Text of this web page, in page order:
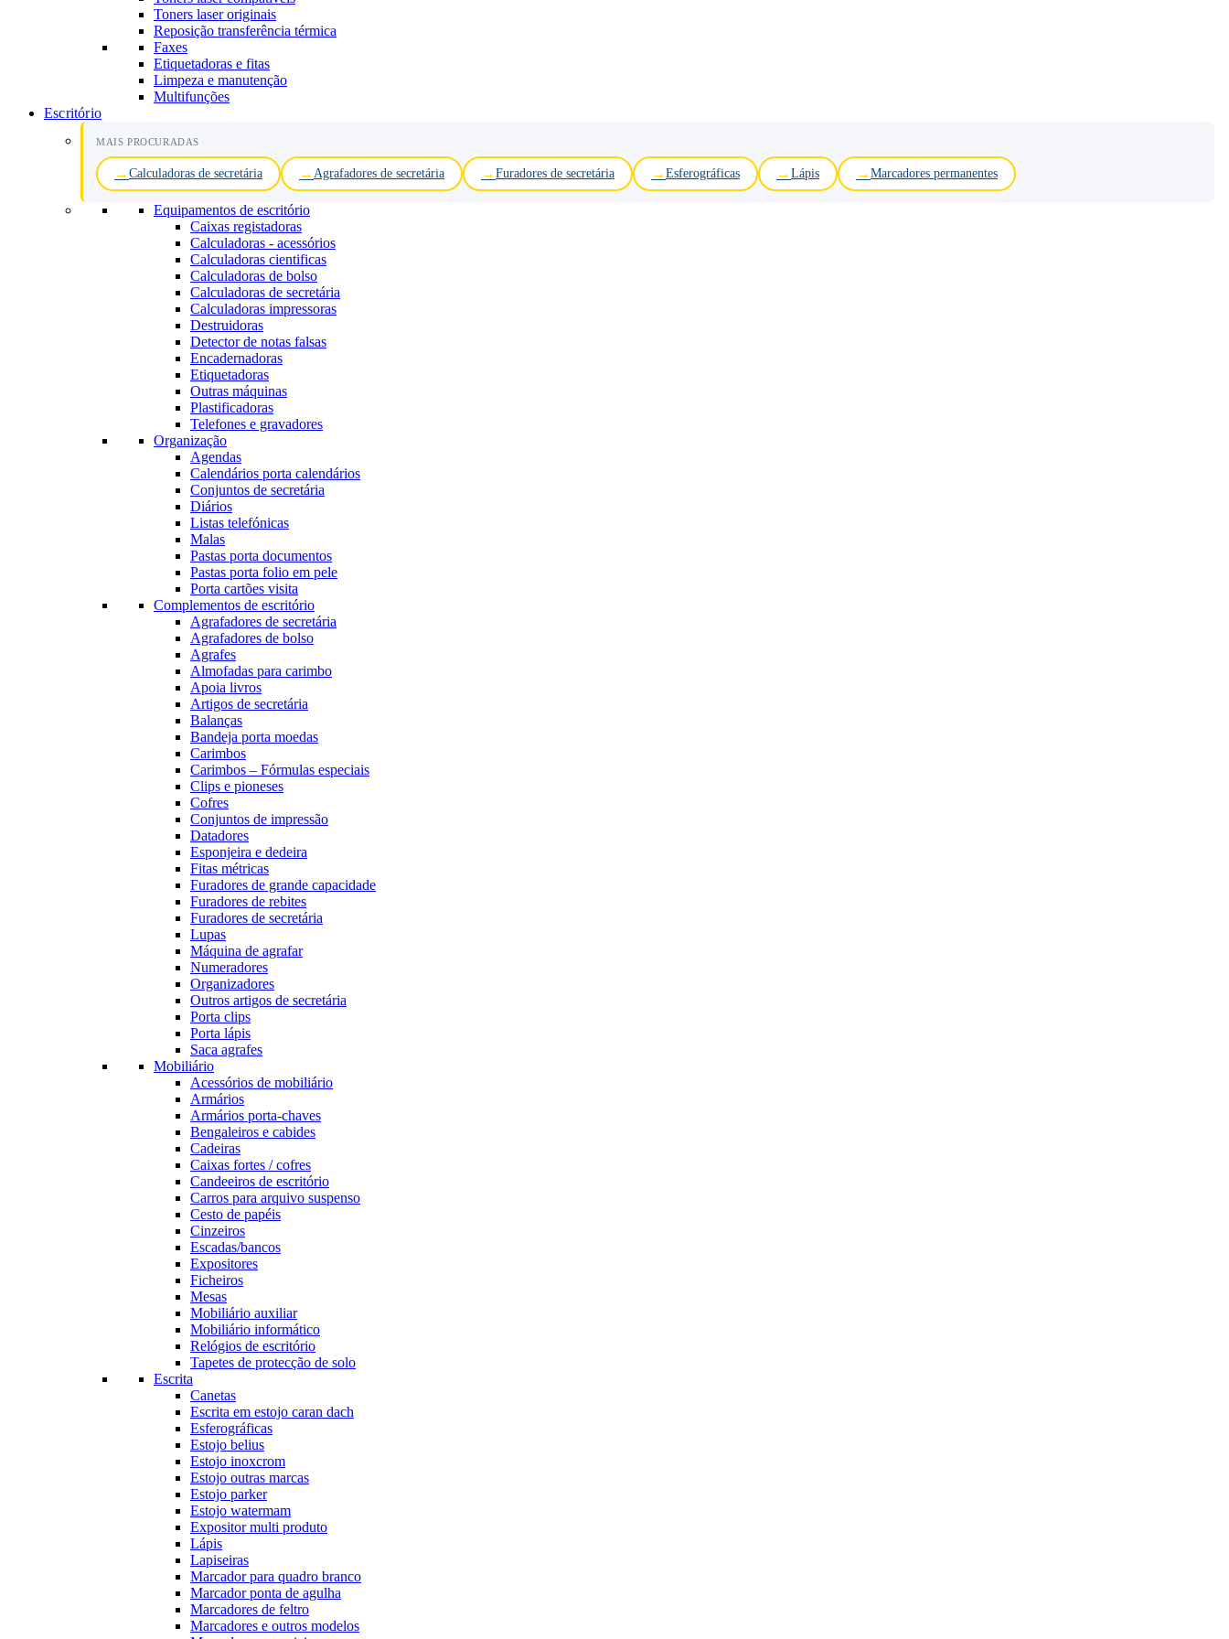
Toners laser originais
Reposição transferência térmica
Faxes
Etiquetadoras e fitas
Limpeza e manutenção
Multifunções
Escritório
MAIS PROCURADAS
Calculadoras de secretária Agrafadores de secretária Furadores de secretária Esferográficas Lápis Marcadores permanentes
Equipamentos de escritório
Caixas registadoras
Calculadoras - acessórios
Calculadoras cientificas
Calculadoras de bolso
Calculadoras de secretária
Calculadoras impressoras
Destruidoras
Detector de notas falsas
Encadernadoras
Etiquetadoras
Outras máquinas
Plastificadoras
Telefones e gravadores
Organização
Agendas
Calendários porta calendários
Conjuntos de secretária
Diários
Listas telefónicas
Malas
Pastas porta documentos
Pastas porta folio em pele
Porta cartões visita
Complementos de escritório
Agrafadores de secretária
Agrafadores de bolso
Agrafes
Almofadas para carimbo
Apoia livros
Artigos de secretária
Balanças
Bandeja porta moedas
Carimbos
Carimbos – Fórmulas especiais
Clips e pioneses
Cofres
Conjuntos de impressão
Datadores
Esponjeira e dedeira
Fitas métricas
Furadores de grande capacidade
Furadores de rebites
Furadores de secretária
Lupas
Máquina de agrafar
Numeradores
Organizadores
Outros artigos de secretária
Porta clips
Porta lápis
Saca agrafes
Mobiliário
Acessórios de mobiliário
Armários
Armários porta-chaves
Bengaleiros e cabides
Cadeiras
Caixas fortes / cofres
Candeeiros de escritório
Carros para arquivo suspenso
Cesto de papéis
Cinzeiros
Escadas/bancos
Expositores
Ficheiros
Mesas
Mobiliário auxiliar
Mobiliário informático
Relógios de escritório
Tapetes de protecção de solo
Escrita
Canetas
Escrita em estojo caran dach
Esferográficas
Estojo belius
Estojo inoxcrom
Estojo outras marcas
Estojo parker
Estojo watermam
Expositor multi produto
Lápis
Lapiseiras
Marcador para quadro branco
Marcador ponta de agulha
Marcadores de feltro
Marcadores e outros modelos